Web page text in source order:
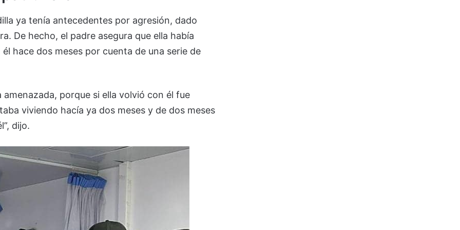
ya tenía antecedentes por agresión, dado
De hecho, el padre asegura que ella había
hace dos meses por cuenta de una serie de
porque si ella volvió con él fue
viviendo hacía ya dos meses y de dos meses
dijo.